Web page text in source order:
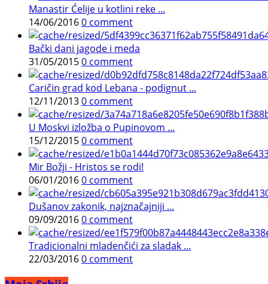
Manastir Ćelije u kotlini reke ...
14/06/20160 comment
Bački dani jagode i meda
31/05/20150 comment
Caričin grad kod Lebana - podignut ...
12/11/20130 comment
U Moskvi izložba o Pupinovom ...
15/12/20150 comment
Mir Božji - Hristos se rodi!
06/01/20160 comment
Dušanov zakonik, najznačajniji ...
09/09/20160 comment
Tradicionalni mladenčići za sladak ...
22/03/20160 comment